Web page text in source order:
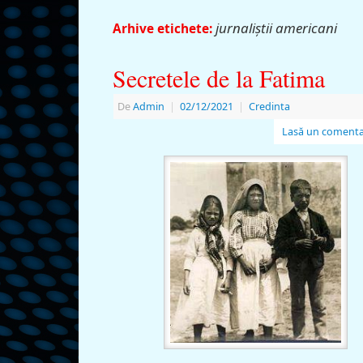
Arhive etichete:jurnaliştii americani
Secretele de la Fatima
DeAdmin | 02/12/2021 | Credinta
Lasă un